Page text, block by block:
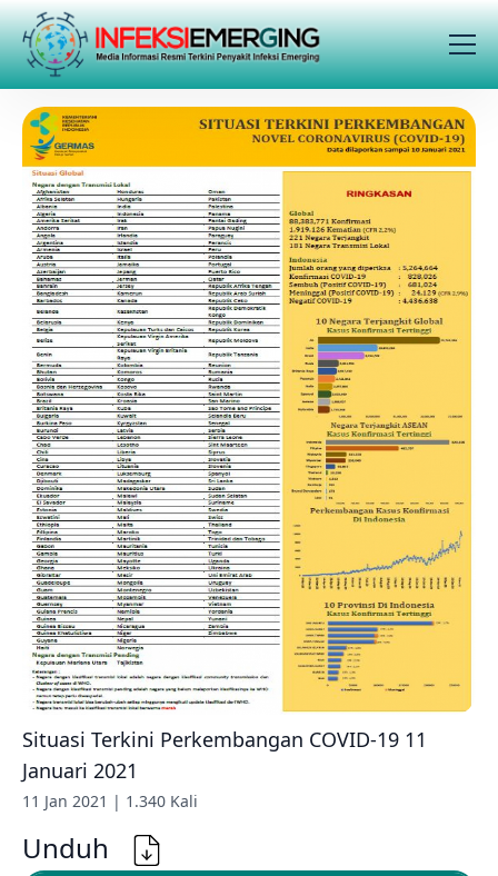
Situasi Terkini Perkembangan COVID-19 11
Januari 2021
11 Jan 2021 | 1.340 Kali
Unduh